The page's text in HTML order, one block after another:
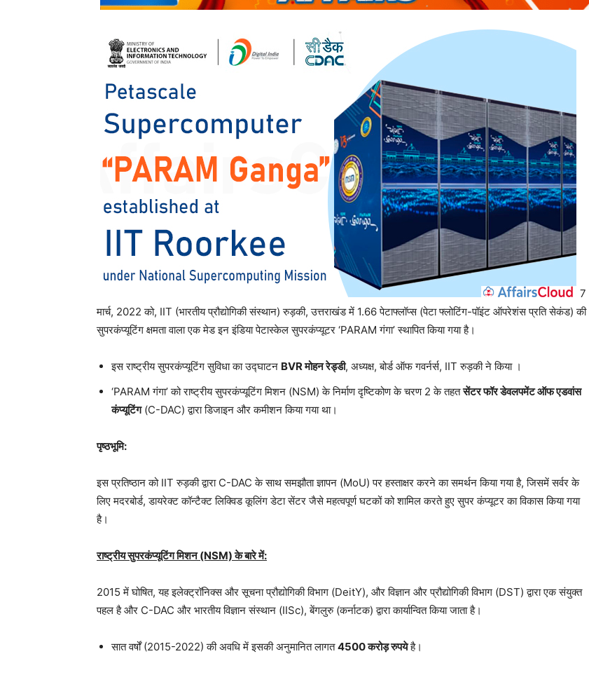
7
मार्च, 2022 को, IIT (भारतीय प्रौद्योगिकी संस्थान) रुड़की, उत्तराखंड में 1.66 पेटाफ्लॉप्स (पेटा फ्लोटिंग-पॉइंट ऑपरेशंस प्रति सेकंड) की
सुपरकंप्यूटिंग क्षमता वाला एक मेड इन इंडिया पेटास्केल सुपरकंप्यूटर ‘PARAM गंगा’ स्थापित किया गया है।
इस राष्ट्रीय सुपरकंप्यूटिंग सुविधा का उद्घाटन BVR मोहन रेड्डी, अध्यक्ष, बोर्ड ऑफ गवर्नर्स, IIT रुड़की ने किया ।
‘PARAM गंगा’ को राष्ट्रीय सुपरकंप्यूटिंग मिशन (NSM) के निर्माण दृष्टिकोण के चरण 2 के तहतसेंटर फॉर डेवलपमेंट ऑफ एडवांस
कंप्यूटिंग(C-DAC) द्वारा डिजाइन और कमीशन किया गया था।
पृष्ठभूमि:
इस प्रतिष्ठान को IIT रुड़की द्वारा C-DAC के साथ समझौता ज्ञापन (MoU) पर हस्ताक्षर करने का समर्थन किया गया है, जिसमें सर्वर के
लिए मदरबोर्ड, डायरेक्ट कॉन्टैक्ट लिक्विड कूलिंग डेटा सेंटर जैसे महत्वपूर्ण घटकों को शामिल करते हुए सुपर कंप्यूटर का विकास किया गया
है।
राष्ट्रीय सुपरकंप्यूटिंग मिशन (NSM) के बारे में:
2015 में घोषित, यह इलेक्ट्रॉनिक्स और सूचना प्रौद्योगिकी विभाग (DeitY), और विज्ञान और प्रौद्योगिकी विभाग (DST) द्वारा एक संयुक्त
पहल है और C-DAC और भारतीय विज्ञान संस्थान (IISc), बेंगलुरु (कर्नाटक) द्वारा कार्यान्वित किया जाता है।
सात वर्षों (2015-2022) की अवधि में इसकी अनुमानित लागत4500 करोड़ रुपयेहै।